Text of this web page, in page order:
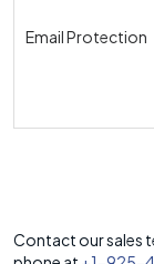
Email Protection
Contact our sales